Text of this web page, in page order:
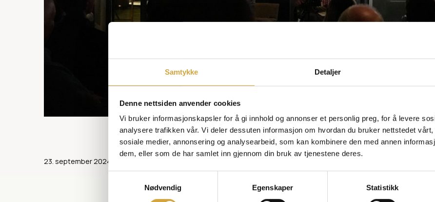
Samtykke Detaljer
Denne nettsiden anvender cookies
Vi bruker informasjonskapsler for å gi innhold og annonser et personlig preg, for å levere
analysere trafikken vår. Vi deler dessuten informasjon om hvordan du bruker nettstedet
sosiale medier, annonsering og analysearbeid, som kan kombinere den med annen
dem, eller som de har samlet inn gjennom din bruk av tjenestene deres.
Nødvendig
Egenskaper Statistikk
23. september 2024